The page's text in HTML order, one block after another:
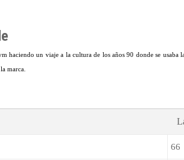
haciendo un viaje a la cultura de los años 90 donde se
marca.
66